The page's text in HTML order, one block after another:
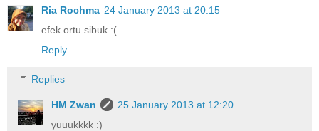
Ria Rochma 24 January 2013 at 20:15
efek ortu sibuk :(
Reply
Replies
HM Zwan
25 January 2013 at 12:20
yuuukkkk :)